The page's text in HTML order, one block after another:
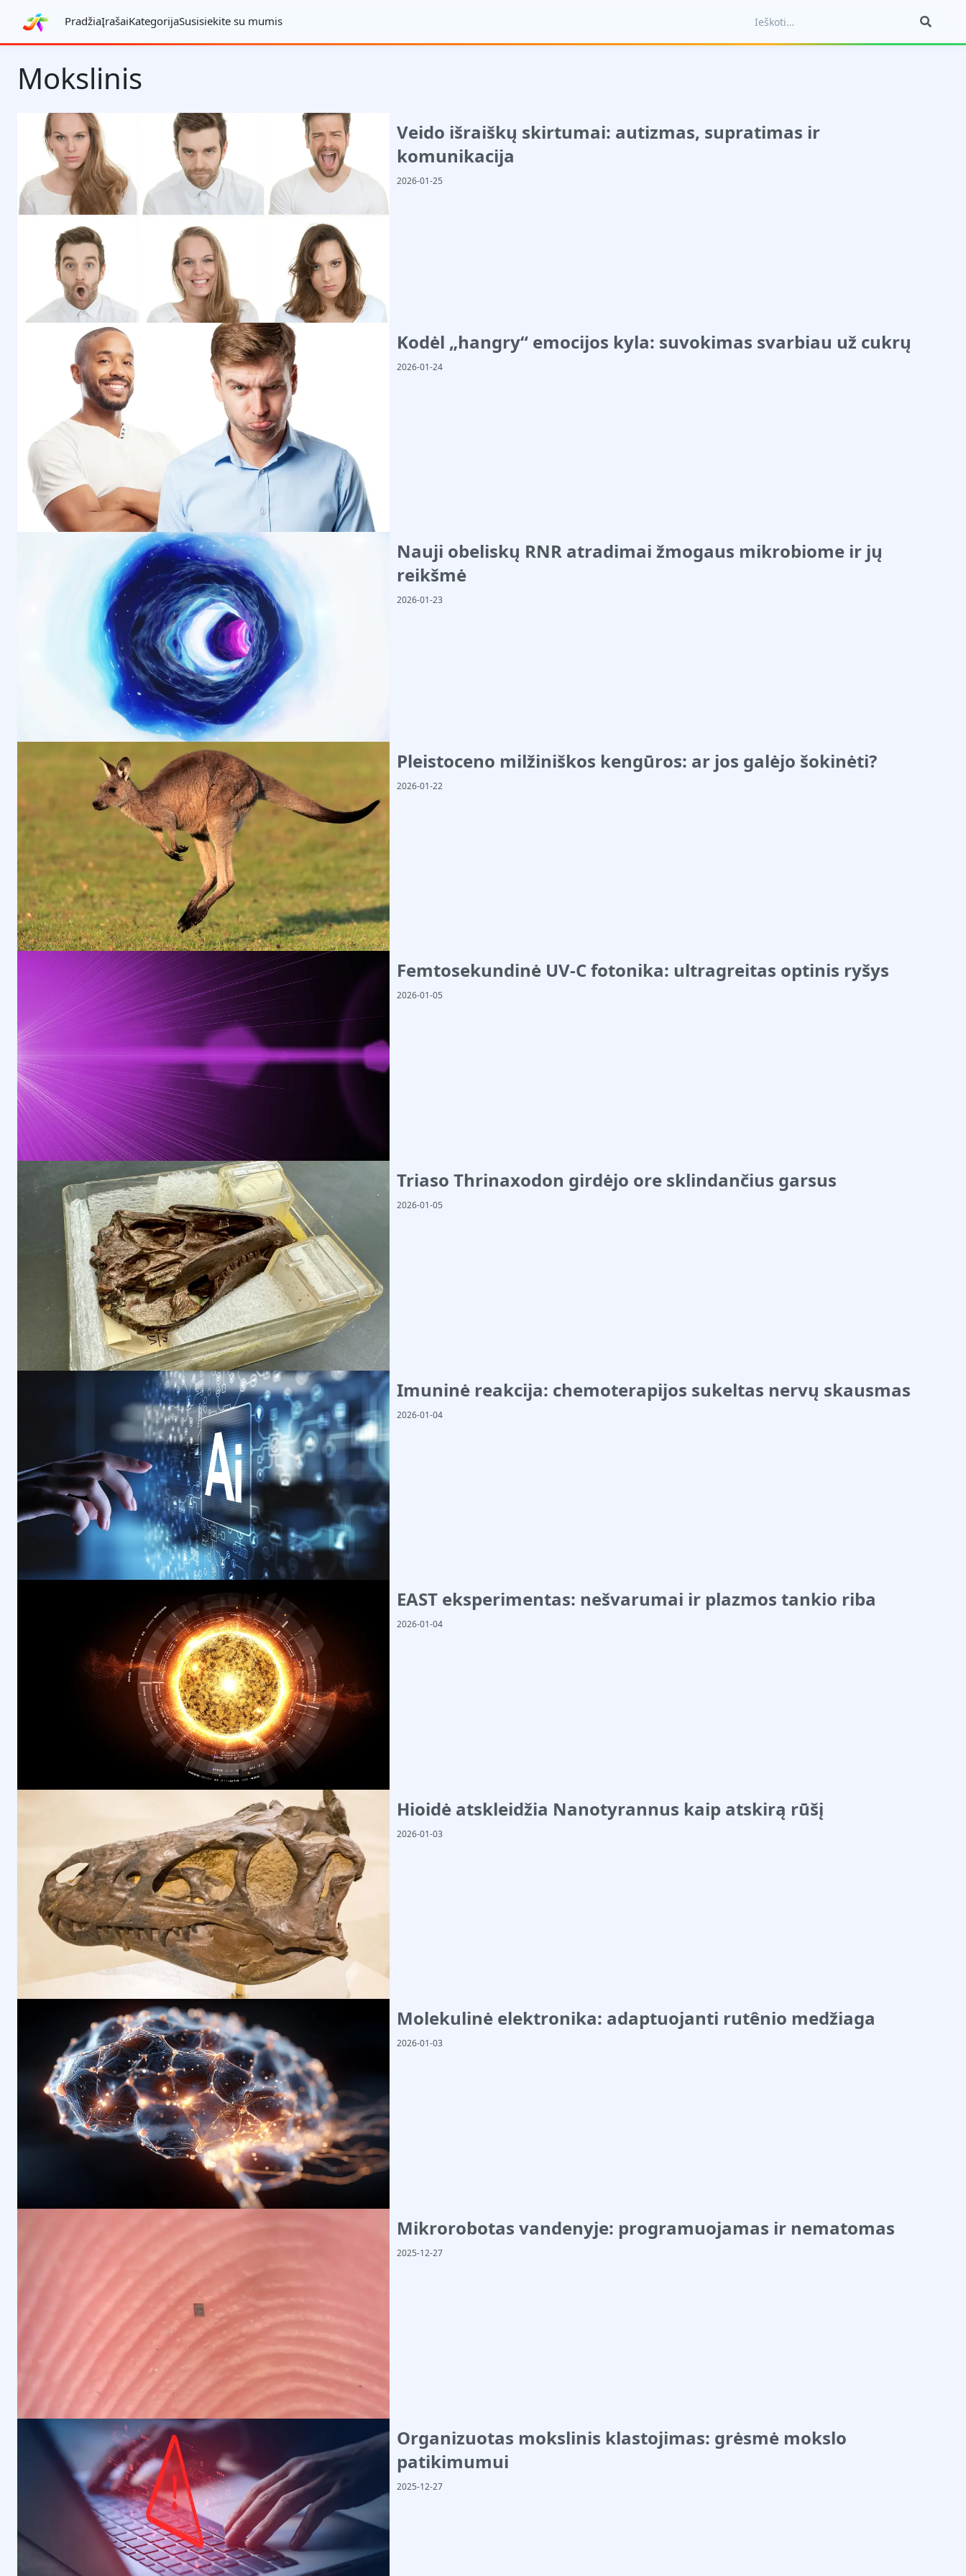
PradžiaĮrašaiKategorijaSusisiekite su mumis
Mokslinis
Veido išraiškų skirtumai: autizmas, supratimas ir
komunikacija
2026-01-25
Kodėl „hangry“ emocijos kyla: suvokimas svarbiau už cukrų
2026-01-24
Nauji obeliskų RNR atradimai žmogaus mikrobiome ir jų
reikšmė
2026-01-23
Pleistoceno milžiniškos kengūros: ar jos galėjo šokinėti?
2026-01-22
Femtosekundinė UV‑C fotonika: ultragreitas optinis ryšys
2026-01-05
Triaso Thrinaxodon girdėjo ore sklindančius garsus
2026-01-05
Imuninė reakcija: chemoterapijos sukeltas nervų skausmas
2026-01-04
EAST eksperimentas: nešvarumai ir plazmos tankio riba
2026-01-04
Hioidė atskleidžia Nanotyrannus kaip atskirą rūšį
2026-01-03
Molekulinė elektronika: adaptuojanti rutênio medžiaga
2026-01-03
Mikrorobotas vandenyje: programuojamas ir nematomas
2025-12-27
Organizuotas mokslinis klastojimas: grėsmė mokslo
patikimumui
2025-12-27